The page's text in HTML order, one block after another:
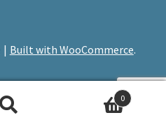
Built with WooCommerce.
0